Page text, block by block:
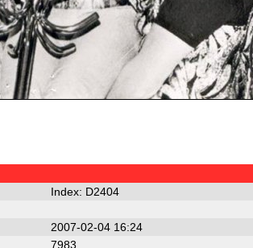
Index: D2404
2007-02-04 16:24
7983